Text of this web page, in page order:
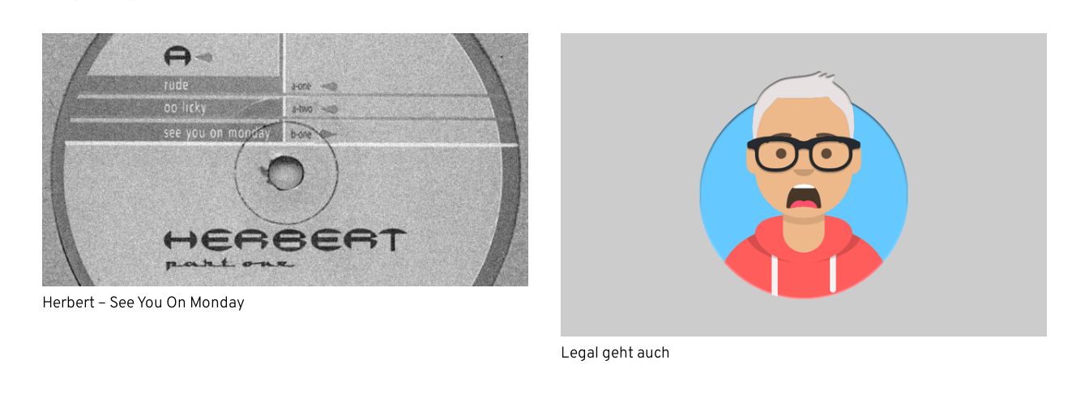
Herbert – See You On Monday
Legal geht auch